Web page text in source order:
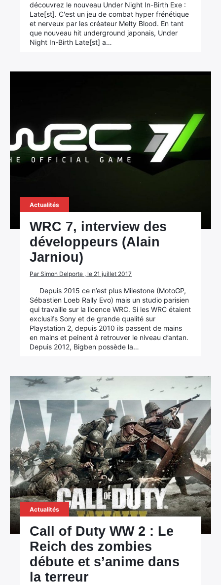
découvrez le nouveau Under Night In-Birth Exe :
Late[st]. C'est un jeu de combat hyper frénétique
et nerveux par les créateur Melty Blood. En tant
que nouveau hit underground japonais, Under
Night In-Birth Late[st] a…
Actualités
WRC 7, interview des
développeurs (Alain
Jarniou)
Par Simon Delporte , le 21 juillet 2017
Depuis 2015 ce n’est plus Milestone (MotoGP,
Sébastien Loeb Rally Evo) mais un studio parisien
qui travaille sur la licence WRC. Si les WRC étaient
exclusifs Sony et de grande qualité sur
Playstation 2, depuis 2010 ils passent de mains
en mains et peinent à retrouver le niveau d’antan.
Depuis 2012, Bigben possède la…
Actualités
Call of Duty WW 2 : Le
Reich des zombies
débute et s’anime dans
la terreur